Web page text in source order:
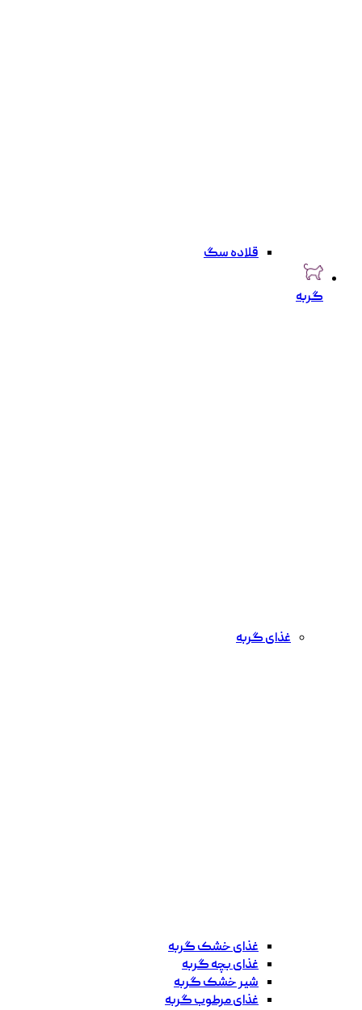
قلاده سگ
گربه
غذای گربه
غذای خشک گربه
غذای بچه گربه
شیر خشک گربه
غذای مرطوب گربه